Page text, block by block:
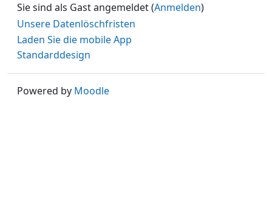
Sie sind als Gast angemeldet (Anmelden)
Unsere Datenlöschfristen
Laden Sie die mobile App
Standarddesign
Powered by Moodle